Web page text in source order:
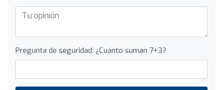
Pregunta de seguridad: ¿Cuánto suman 7+3?